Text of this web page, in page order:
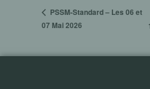
PSSM-Standard – Les 06 et
07 Mai 2026